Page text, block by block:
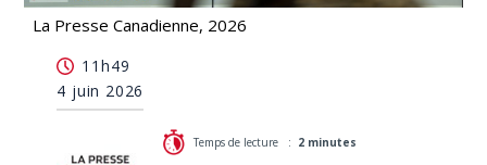
La Presse Canadienne, 2026
réclamées sur la gestion des plaintes
11h49
4 juin 2026
Temps de lecture : 2 minutes